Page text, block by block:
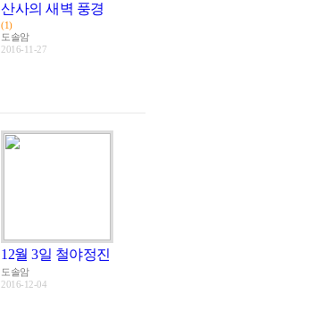
산사의 새벽 풍경
(1)
도솔암
2016-11-27
12월 3일 철야정진
도솔암
2016-12-04